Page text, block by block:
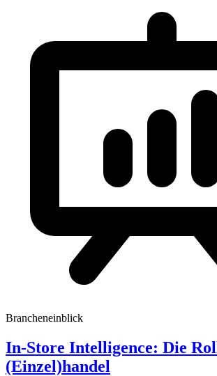
Brancheneinblick
In-Store Intelligence: Die
(Einzel)handel